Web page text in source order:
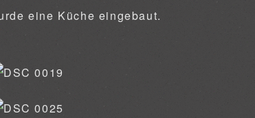
eine Küche eingebaut.